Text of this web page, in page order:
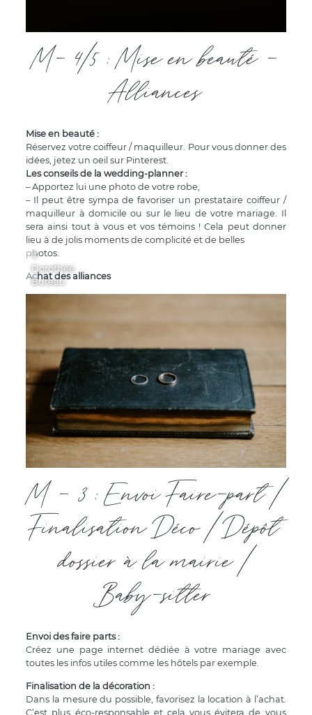
M- 4/5 : Mise en beauté -
Alliances
Mise en beauté :
Réservez votre coiffeur / maquilleur. Pour vous donner des
idées, jetez un oeil sur Pinterest.
Les conseils de la wedding-planner :
– Apportez lui une photo de votre robe,
– Il peut être sympa de favoriser un prestataire coiffeur /
maquilleur à domicile ou sur le lieu de votre mariage. Il
sera ainsi tout à vous et vos témoins ! Cela peut donner
lieu à de jolis moments de complicité et de belles
photos.
Achat des alliances
©
Dorothée
Buteau
M - 3 : Envoi Faire-part /
Finalisation Déco / Dépôt
dossier à la mairie /
Baby-sitter
Envoi des faire parts :
Créez une page internet dédiée à votre mariage avec
toutes les infos utiles comme les hôtels par exemple.
Finalisation de la décoration :
Dans la mesure du possible, favorisez la location à l’achat.
C’est plus éco-responsable et cela vous évitera de vous